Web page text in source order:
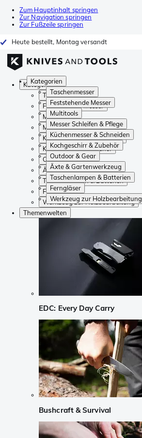
Zum Hauptinhalt springen
Zur Navigation springen
Zur Fußzeile springen
Heute bestellt, Montag versandt
Kategorien
Taschenmesser
Feststehende Messer
Multitools
Messer Schleifen & Pflege
Küchenmesser & Schneiden
Kochgeschirr & Zubehör
Outdoor & Gear
Äxte & Gartenwerkzeug
Taschenlampen & Batterien
Ferngläser
Werkzeug zur Holzbearbeitung
Kategorien
Taschenmesser
Feststehende Messer
Multitools
Messer Schleifen & Pflege
Küchenmesser & Schneiden
Kochgeschirr & Zubehör
Outdoor & Gear
Äxte & Gartenwerkzeug
Taschenlampen & Batterien
Ferngläser
Werkzeug zur Holzbearbeitung
Themenwelten
EDC: Every Day Carry
Bushcraft & Survival